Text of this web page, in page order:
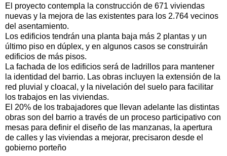
El proyecto contempla la construcción de 671 viviendas
nuevas y la mejora de las existentes para los 2.764 vecinos
del asentamiento.
Los edificios tendrán una planta baja más 2 plantas y un
último piso en dúplex, y en algunos casos se construirán
edificios de más pisos.
La fachada de los edificios será de ladrillos para mantener
la identidad del barrio. Las obras incluyen la extensión de la
red pluvial y cloacal, y la nivelación del suelo para facilitar
los trabajos en las viviendas.
El 20% de los trabajadores que llevan adelante las distintas
obras son del barrio a través de un proceso participativo con
mesas para definir el diseño de las manzanas, la apertura
de calles y las viviendas a mejorar, precisaron desde el
gobierno porteño